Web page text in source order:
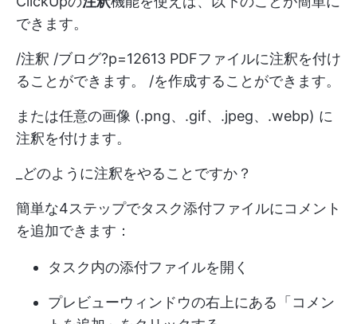
できます。
/注釈 /ブログ?p=12613 PDFファイルに注釈を付け
ることができます。 /を作成することができます。
または任意の画像 (.png、.gif、.jpeg、.webp) に
注釈を付けます。
_どのように注釈をやることですか？
簡単な4ステップでタスク添付ファイルにコメント
を追加できます：
タスク内の添付ファイルを開く
プレビューウィンドウの右上にある「コメン